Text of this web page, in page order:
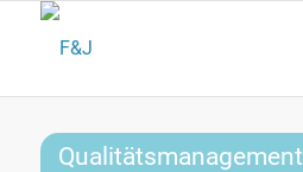
Qualitätsmanagement